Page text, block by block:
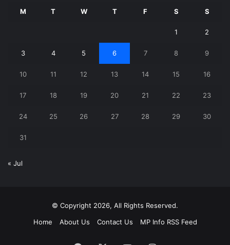
M T W T F S S
1 2
3 4 5 6 7 8 9
10 11 12 13 14 15 16
17 18 19 20 21 22 23
24 25 26 27 28 29 30
31
« Jul
© Copyright 2026, All Rights Reserved.
Home
About Us Contact Us MP Info RSS Feed